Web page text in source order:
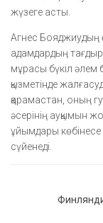
жүзеге асты.
Агнес Бояджиудың
адамдардың
мұрасы бүкіл
қызметінде
қарамастан, оның
әсерінің ауқымын
ұйымдары көбінесе
сүйенеді.